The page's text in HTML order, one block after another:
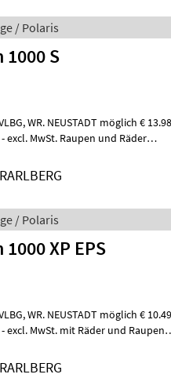
/ Polaris
S
excl. MwSt. Raupen und Räder
/ Polaris
XP EPS
excl. MwSt. mit Räder und Raupen